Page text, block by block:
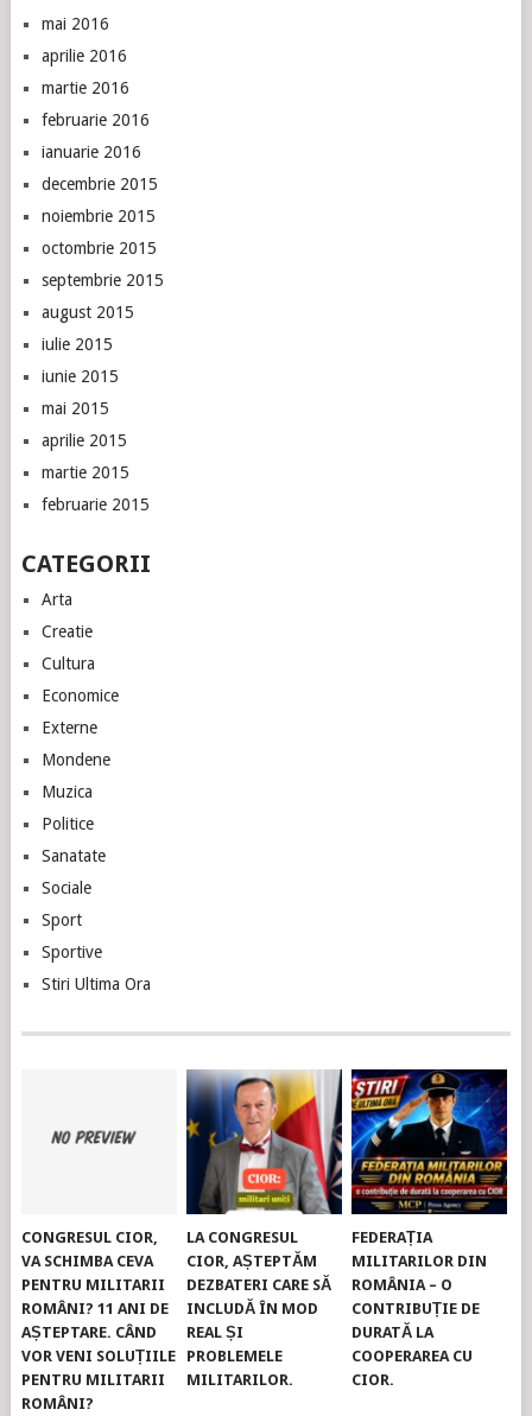
mai 2016
aprilie 2016
martie 2016
februarie 2016
ianuarie 2016
decembrie 2015
noiembrie 2015
octombrie 2015
septembrie 2015
august 2015
iulie 2015
iunie 2015
mai 2015
aprilie 2015
martie 2015
februarie 2015
CATEGORII
Arta
Creatie
Cultura
Economice
Externe
Mondene
Muzica
Politice
Sanatate
Sociale
Sport
Sportive
Stiri Ultima Ora
CONGRESUL CIOR,
VA SCHIMBA CEVA
PENTRU MILITARII
ROMÂNI? 11 ANI DE
AȘTEPTARE. CÂND
VOR VENI SOLUȚIILE
PENTRU MILITARII
ROMÂNI?
LA CONGRESUL
CIOR, AȘTEPTĂM
DEZBATERI CARE SĂ
INCLUDĂ ÎN MOD
REAL ȘI
PROBLEMELE
MILITARILOR.
FEDERAȚIA
MILITARILOR DIN
ROMÂNIA – O
CONTRIBUȚIE DE
DURATĂ LA
COOPERAREA CU
CIOR.